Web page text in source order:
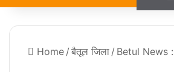
Home / बैतूल जिला / Betul News :